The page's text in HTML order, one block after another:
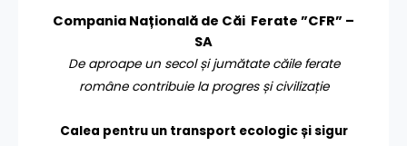
Compania Națională de Căi Ferate ”CFR” –
SA
De aproape un secol și jumătate căile ferate
române contribuie la progres și civilizație
Calea pentru un transport ecologic și sigur